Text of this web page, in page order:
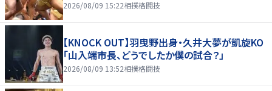
2026/08/09 15:22相撲格闘技
【KNOCK OUT】羽曳野出身・久井大夢が凱旋KO
「山入端市長、どうでしたか僕の試合？」
2026/08/09 13:52相撲格闘技